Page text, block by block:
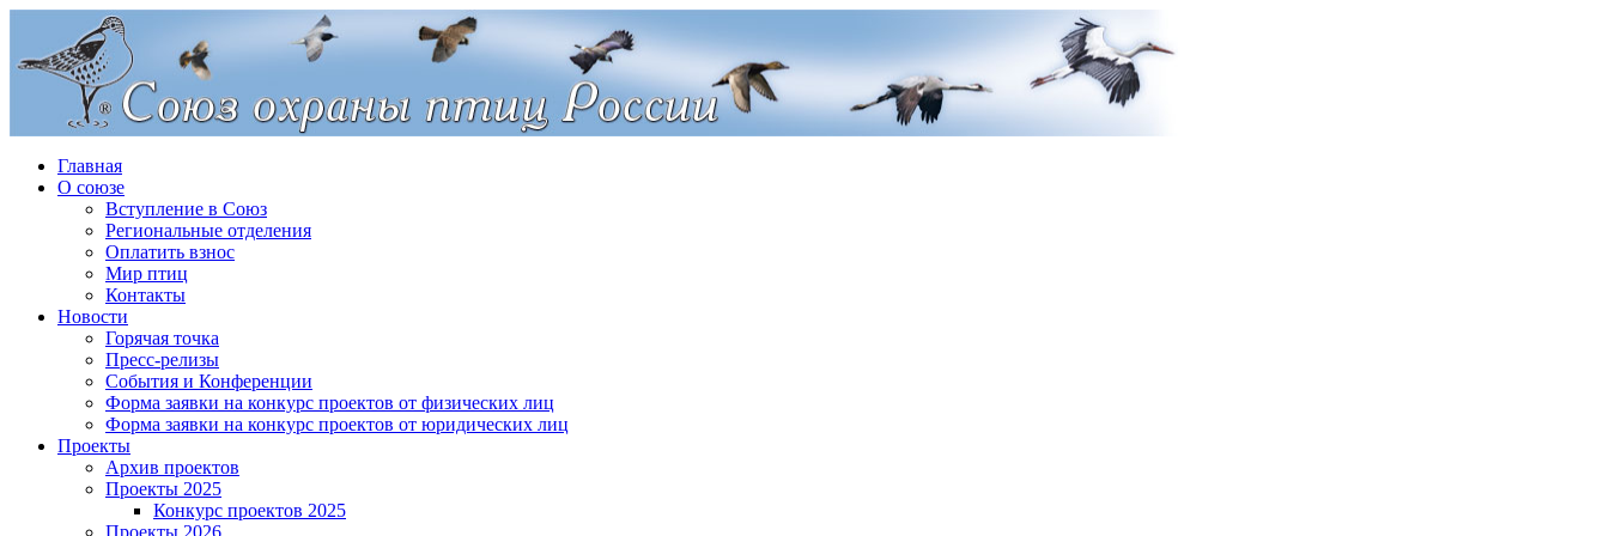
Главная
О союзе
Вступление в Союз
Региональные отделения
Оплатить взнос
Мир птиц
Контакты
Новости
Горячая точка
Пресс-релизы
События и Конференции
Форма заявки на конкурс проектов от физических лиц
Форма заявки на конкурс проектов от юридических лиц
Проекты
Архив проектов
Проекты 2025
Конкурс проектов 2025
Проекты 2026